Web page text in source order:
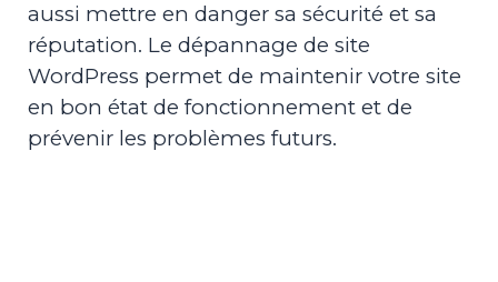
aussi mettre en danger sa sécurité et sa
réputation. Le dépannage de site
WordPress permet de maintenir votre site
en bon état de fonctionnement et de
prévenir les problèmes futurs.